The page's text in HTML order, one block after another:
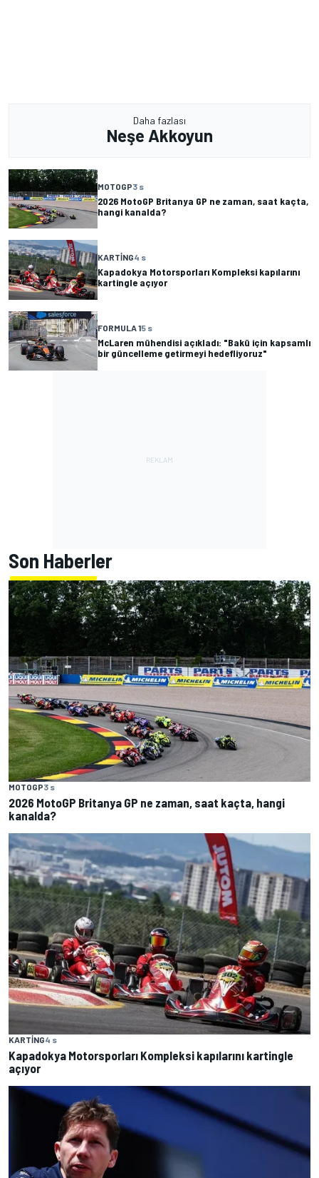
Daha fazlası
Neşe Akkoyun
MOTOGP3 s
2026 MotoGP Britanya GP ne zaman, saat kaçta,
hangi kanalda?
KARTING4 s
Kapadokya Motorsporları Kompleksi kapılarını
kartingle açıyor
FORMULA 15 s
McLaren mühendisi açıkladı: "Bakü için kapsamlı
bir güncelleme getirmeyi hedefliyoruz"
Son Haberler
MOTOGP3 s
2026 MotoGP Britanya GP ne zaman, saat kaçta, hangi
kanalda?
KARTING4 s
Kapadokya Motorsporları Kompleksi kapılarını kartingle
açıyor